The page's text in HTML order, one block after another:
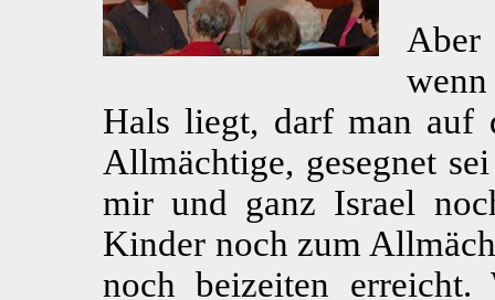
Aber
Hals liegt, darf man auf
Allmächtige, gesegnet
mir und ganz Israel
Kinder noch zum
noch beizeiten